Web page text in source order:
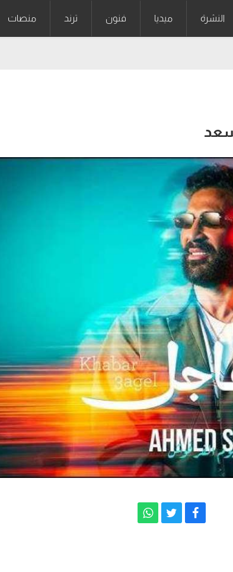
النشرة ميديا فنون ترند منصات
سعد